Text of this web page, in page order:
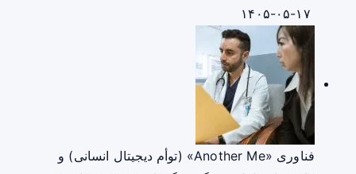
فناوری «Another Me» (توأم دیجیتال انسانی) و